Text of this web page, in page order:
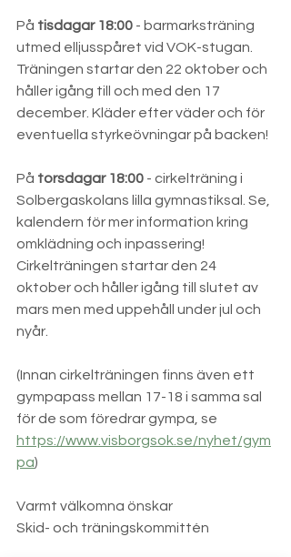
På tisdagar 18:00 - barmarksträning
utmed elljusspåret vid VOK-stugan.
Träningen startar den 22 oktober och
håller igång till och med den 17
december. Kläder efter väder och för
eventuella styrkeövningar på backen!
På torsdagar 18:00 - cirkelträning i
Solbergaskolans lilla gymnastiksal. Se,
kalendern för mer information kring
omklädning och inpassering!
Cirkelträningen startar den 24
oktober och håller igång till slutet av
mars men med uppehåll under jul och
nyår.
(Innan cirkelträningen finns även ett
gympapass mellan 17-18 i samma sal
för de som föredrar gympa, se
https://www.visborgsok.se/nyhet/gym
pa)
Varmt välkomna önskar
Skid- och träningskommittén